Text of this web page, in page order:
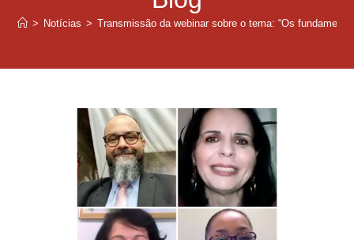
> Notícias > Transmissão da webinar sobre o tema: “Os